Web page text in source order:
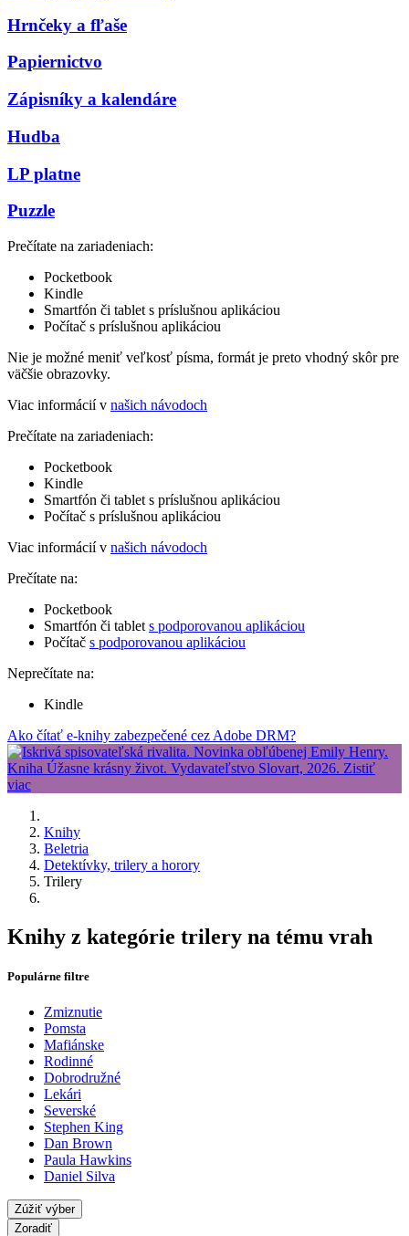
Hrnčeky a fľaše
Papiernictvo
Zápisníky a kalendáre
Hudba
LP platne
Puzzle
Prečítate na zariadeniach:
Pocketbook
Kindle
Smartfón či tablet s príslušnou aplikáciou
Počítač s príslušnou aplikáciou
Nie je možné meniť veľkosť písma, formát je preto vhodný skôr pre
väčšie obrazovky.
Viac informácií v našich návodoch
Prečítate na zariadeniach:
Pocketbook
Kindle
Smartfón či tablet s príslušnou aplikáciou
Počítač s príslušnou aplikáciou
Viac informácií v našich návodoch
Prečítate na:
Pocketbook
Smartfón či tablet s podporovanou aplikáciou
Počítač s podporovanou aplikáciou
Neprečítate na:
Kindle
Ako čítať e-knihy zabezpečené cez Adobe DRM?
Knihy
Beletria
Detektívky, trilery a horory
Trilery
Knihy z kategórie trilery na tému vrah
Populárne filtre
Zmiznutie
Pomsta
Mafiánske
Rodinné
Dobrodružné
Lekári
Severské
Stephen King
Dan Brown
Paula Hawkins
Daniel Silva
Zúžiť výber
Zoradiť